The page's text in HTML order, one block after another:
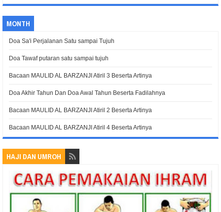
MONTH
Doa Sa'i Perjalanan Satu sampai Tujuh
Doa Tawaf putaran satu sampai tujuh
Bacaan MAULID AL BARZANJI Atiril 3 Beserta Artinya
Doa Akhir Tahun Dan Doa Awal Tahun Beserta Fadilahnya
Bacaan MAULID AL BARZANJI Atiril 2 Beserta Artinya
Bacaan MAULID AL BARZANJI Atiril 4 Beserta Artinya
HAJI DAN UMROH